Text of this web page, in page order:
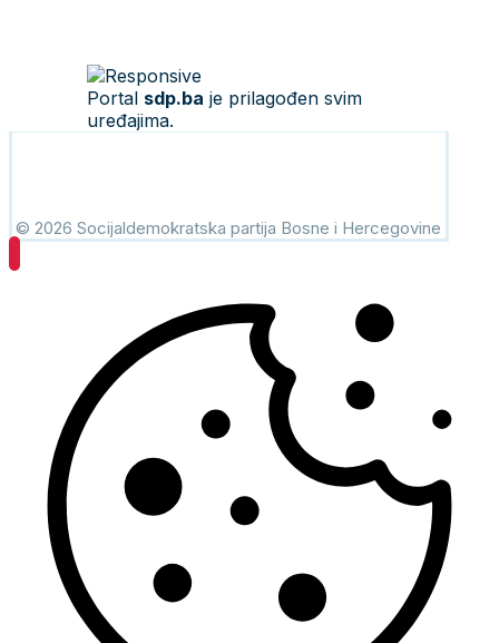
Portal sdp.ba je prilagođen svim
uređajima.
© 2026 Socijaldemokratska partija Bosne i Hercegovine